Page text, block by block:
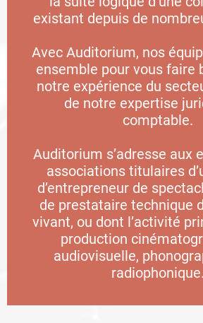
existant depuis de
Avec Auditorium, nos
ensemble pour vous faire
notre expérience du
de notre expertise
comptable.
Auditorium s’adresse aux
associations titulaires
d’entrepreneur de
de prestataire technique
vivant, ou dont l’activité
production
audiovisuelle,
radiophonique.